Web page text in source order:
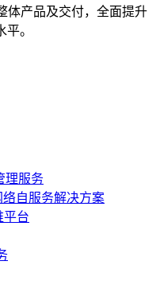
体产品及交付，全面提升
。
理服务
络自服务解决方案
平台